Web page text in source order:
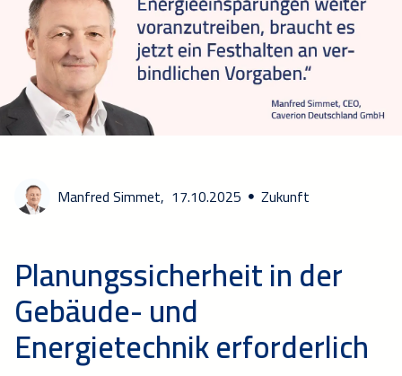
Manfred Simmet, 17.10.2025 Zukunft
Planungssicherheit in der
Gebäude- und
Energietechnik erforderlich